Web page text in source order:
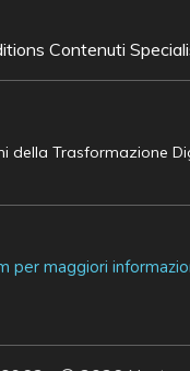
Contenuti
Trasformazione
per maggiori